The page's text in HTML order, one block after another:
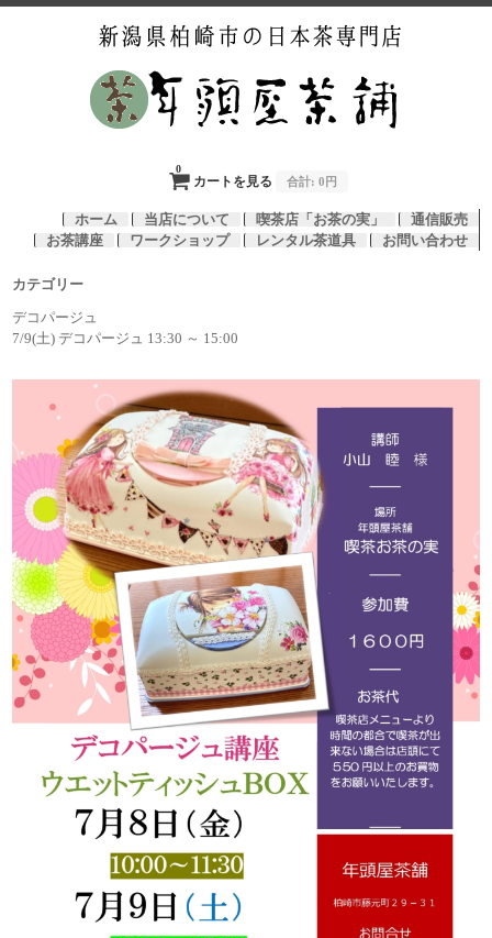
カートを見る
0
合計: 0円
ホーム 当店について 喫茶店「お茶の実」
通信販売
お茶講座
ワークショップ レンタル茶道具 お問い合わせ
カテゴリー
デコパージュ
7/9(土) デコパージュ 13:30 ～ 15:00